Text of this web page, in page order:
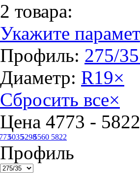
2 товара:
Укажите
Профиль: 275/35
Диаметр: R19×
Сбросить все×
Цена 4773 - 5822
503552985560 5822
Профиль